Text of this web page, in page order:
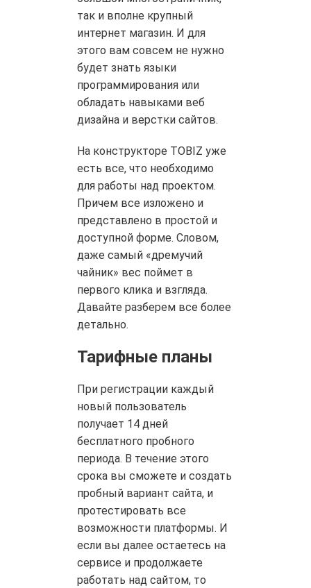
так и вполне крупный
интернет магазин. И для
этого вам совсем не нужно
будет знать языки
программирования или
обладать навыками веб
дизайна и верстки сайтов.
На конструкторе TOBIZ уже
есть все, что необходимо
для работы над проектом.
Причем все изложено и
представлено в простой и
доступной форме. Словом,
даже самый «дремучий
чайник» вес поймет в
первого клика и взгляда.
Давайте разберем все более
детально.
Тарифные планы
При регистрации каждый
новый пользователь
получает 14 дней
бесплатного пробного
периода. В течение этого
срока вы сможете и создать
пробный вариант сайта, и
протестировать все
возможности платформы. И
если вы далее остаетесь на
сервисе и продолжаете
работать над сайтом, то